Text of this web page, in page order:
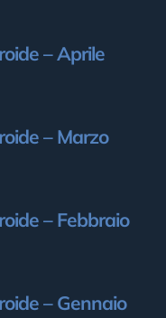
– Aprile
– Marzo
– Febbraio
– Gennaio